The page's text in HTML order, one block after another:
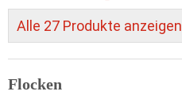
Alle 27 Produkte anzeigen
Flocken